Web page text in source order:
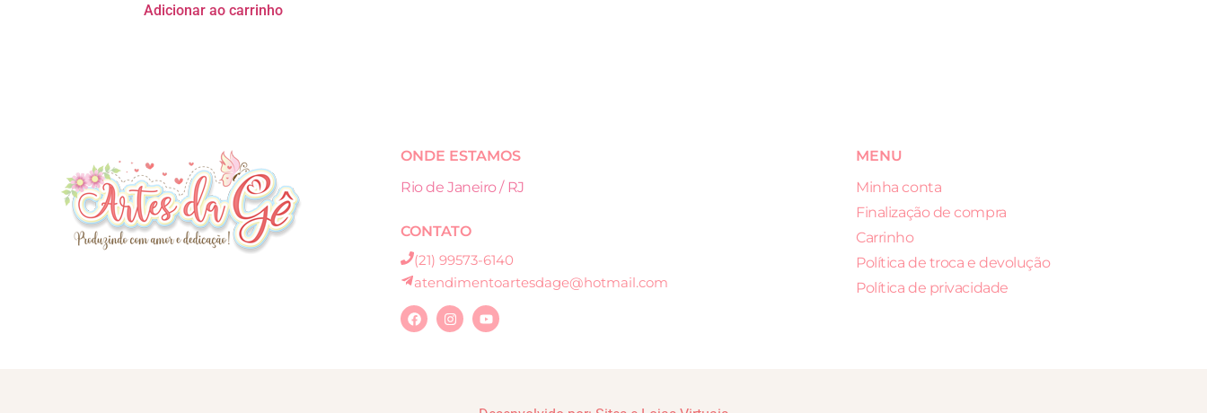
Adicionar ao carrinho
ONDE ESTAMOS
Rio de Janeiro / RJ
CONTATO
(21) 99573-6140
atendimentoartesdage@hotmail.com
MENU
Minha conta
Finalização de compra
Carrinho
Política de troca e devolução
Política de privacidade